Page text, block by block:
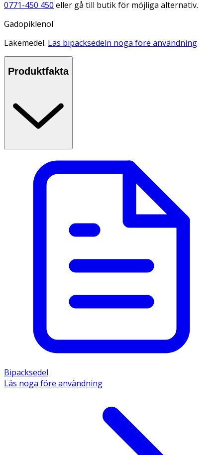
0771-450 450 eller gå till butik för möjliga alternativ.
Gadopiklenol
Läkemedel. Läs bipacksedeln noga före användning
Produktfakta
Bipacksedel
Läs noga före användning